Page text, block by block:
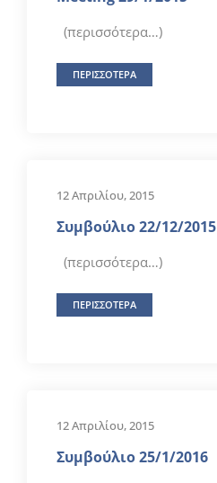
(περισσότερα…)
ΠΕΡΙΣΣΟΤΕΡΑ
12 Απριλίου, 2015
Συμβούλιο 22/12/2015
(περισσότερα…)
ΠΕΡΙΣΣΟΤΕΡΑ
12 Απριλίου, 2015
Συμβούλιο 25/1/2016